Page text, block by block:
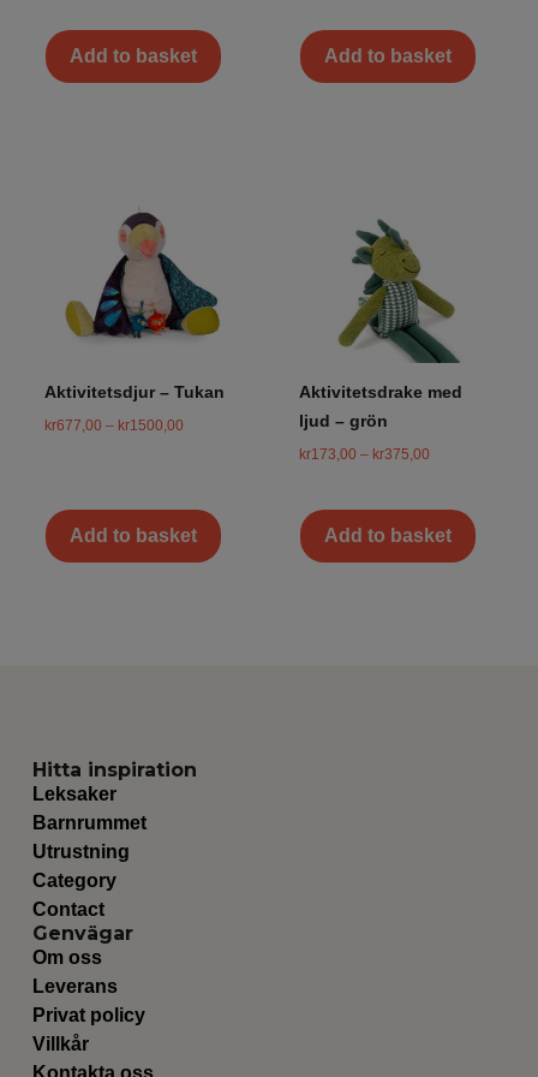
Add to basket Add to basket
Aktivitetsdjur – Tukan
kr677,00 – kr1500,00
Add to basket
Aktivitetsdrake med
ljud – grön
kr173,00 – kr375,00
Add to basket
Hitta inspiration
Leksaker
Barnrummet
Utrustning
Category
Contact
Genvägar
Om oss
Leverans
Privat policy
Villkår
Kontakta oss